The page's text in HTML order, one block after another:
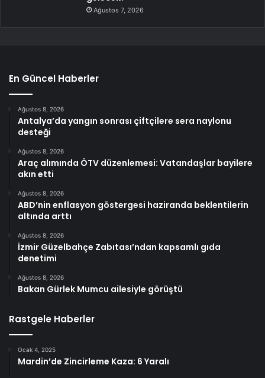
Ağustos 7, 2026
En Güncel Haberler
Ağustos 8, 2026
Antalya’da yangın sonrası çiftçilere sera naylonu
desteği
Ağustos 8, 2026
Araç alımında ÖTV düzenlemesi: Vatandaşlar bayilere
akın etti
Ağustos 8, 2026
ABD’nin enflasyon göstergesi haziranda beklentilerin
altında arttı
Ağustos 8, 2026
İzmir Güzelbahçe Zabıtası’ndan kapsamlı gıda
denetimi
Ağustos 8, 2026
Bakan Gürlek Mumcu ailesiyle görüştü
Rastgele Haberler
Ocak 4, 2025
Mardin’de Zincirleme Kaza: 6 Yaralı